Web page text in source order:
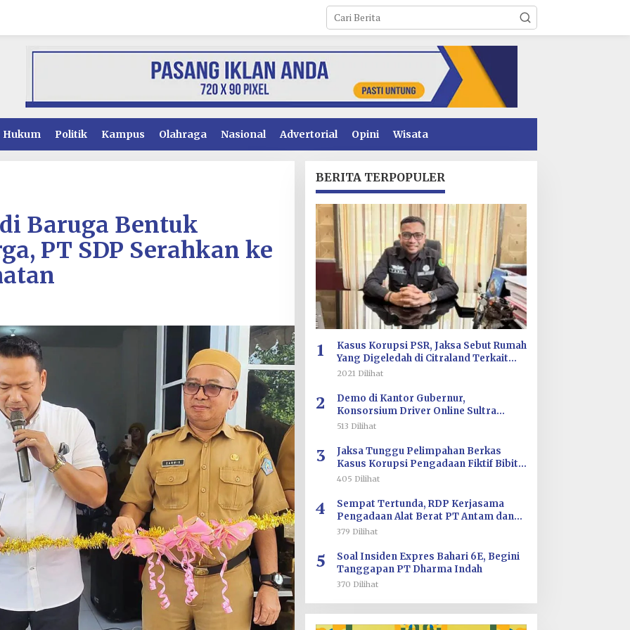
Hukum Politik Kampus Olahraga Nasional Advertorial Opini Wisata
Baruga Bentuk
PT SDP Serahkan ke
BERITA TERPOPULER
1
Kasus Korupsi PSR, Jaksa Sebut Rumah
Yang Digeledah di Citraland Terkait
Saksi AA
2021 Dilihat
2
Demo di Kantor Gubernur,
Konsorsium Driver Online Sultra
Tuntut Evaluasi Tarif dan Pengawasan
513 Dilihat
3
Jaksa Tunggu Pelimpahan Berkas
Kasus Korupsi Pengadaan Fiktif Bibit
CV Wahana Multi Cipta Rp26 Miliar
405 Dilihat
4
Sempat Tertunda, RDP Kerjasama
Pengadaan Alat Berat PT Antam dan
PT SJS Besok Digelar di DPRD Sultra
379 Dilihat
5
Soal Insiden Expres Bahari 6E, Begini
Tanggapan PT Dharma Indah
370 Dilihat